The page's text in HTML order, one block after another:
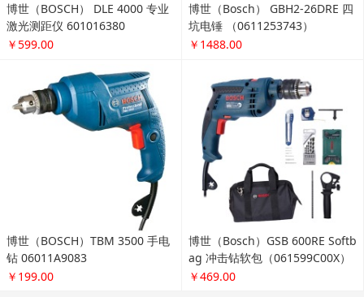
博世（BOSCH） DLE 4000 专业
激光测距仪 601016380
￥599.00
博世（Bosch） GBH2-26DRE 四
坑电锤 （0611253743）
￥1488.00
博世（BOSCH）TBM 3500 手电
钻 06011A9083
￥199.00
博世（Bosch）GSB 600RE Softb
ag 冲击钻软包（061599C00X）
￥469.00